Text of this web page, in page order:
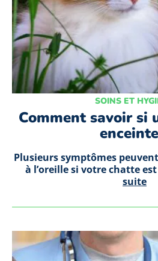
SOINS ET
Comment savoir si
Plusieurs symptômes
à l’oreille si votre chatte
suite